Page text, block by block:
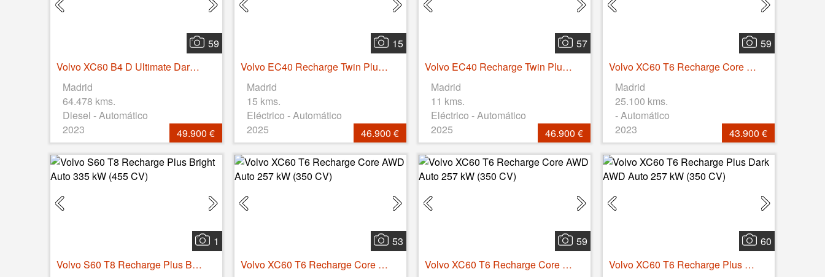
59
Volvo XC60 B4 D Ultimate Dark AWD Auto 145 kW (197 CV)
Madrid
64.478 kms.
Diesel - Automático
2023
49.900 €
15
Volvo EC40 Recharge Twin Plus AWD Auto 325 kW (442 CV)
Madrid
15 kms.
Eléctrico - Automático
2025
46.900 €
57
Volvo EC40 Recharge Twin Plus AWD Auto 325 kW (442 CV)
Madrid
11 kms.
Eléctrico - Automático
2025
46.900 €
59
Volvo XC60 T6 Recharge Core AWD Auto 257 kW (350 CV)
Madrid
25.100 kms.
- Automático
2023
43.900 €
1
Volvo S60 T8 Recharge Plus Bright Auto 335 kW (455 CV)
53
Volvo XC60 T6 Recharge Core AWD Auto 257 kW (350 CV)
59
Volvo XC60 T6 Recharge Core AWD Auto 257 kW (350 CV)
60
Volvo XC60 T6 Recharge Plus Dark AWD Auto 257 kW (350 CV)